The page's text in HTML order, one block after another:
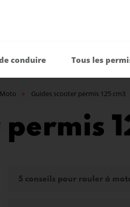
conduire Tous les
» Guides scooter permis 125 cm3
5 conseils pour rouler à